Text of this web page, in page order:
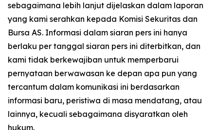
sebagaimana lebih lanjut dijelaskan dalam laporan
yang kami serahkan kepada Komisi Sekuritas dan
Bursa AS. Informasi dalam siaran pers ini hanya
berlaku per tanggal siaran pers ini diterbitkan, dan
kami tidak berkewajiban untuk memperbarui
pernyataan berwawasan ke depan apa pun yang
tercantum dalam komunikasi ini berdasarkan
informasi baru, peristiwa di masa mendatang, atau
lainnya, kecuali sebagaimana disyaratkan oleh
hukum.